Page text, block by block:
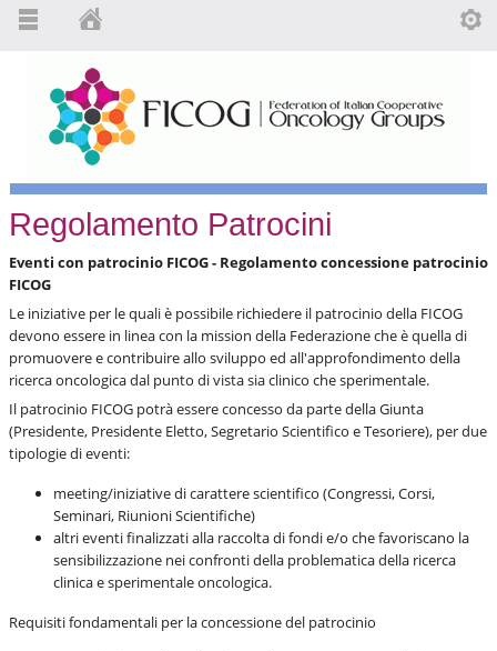
Regolamento Patrocini
Eventi con patrocinio FICOG - Regolamento concessione patrocinio
FICOG
Le iniziative per le quali è possibile richiedere il patrocinio della FICOG
devono essere in linea con la mission della Federazione che è quella di
promuovere e contribuire allo sviluppo ed all'approfondimento della
ricerca oncologica dal punto di vista sia clinico che sperimentale.
Il patrocinio FICOG potrà essere concesso da parte della Giunta
(Presidente, Presidente Eletto, Segretario Scientifico e Tesoriere), per due
tipologie di eventi:
meeting/iniziative di carattere scientifico (Congressi, Corsi,
Seminari, Riunioni Scientifiche)
altri eventi finalizzati alla raccolta di fondi e/o che favoriscano la
sensibilizzazione nei confronti della problematica della ricerca
clinica e sperimentale oncologica.
Requisiti fondamentali per la concessione del patrocinio